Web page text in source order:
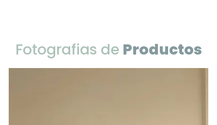
Fotografias de Productos